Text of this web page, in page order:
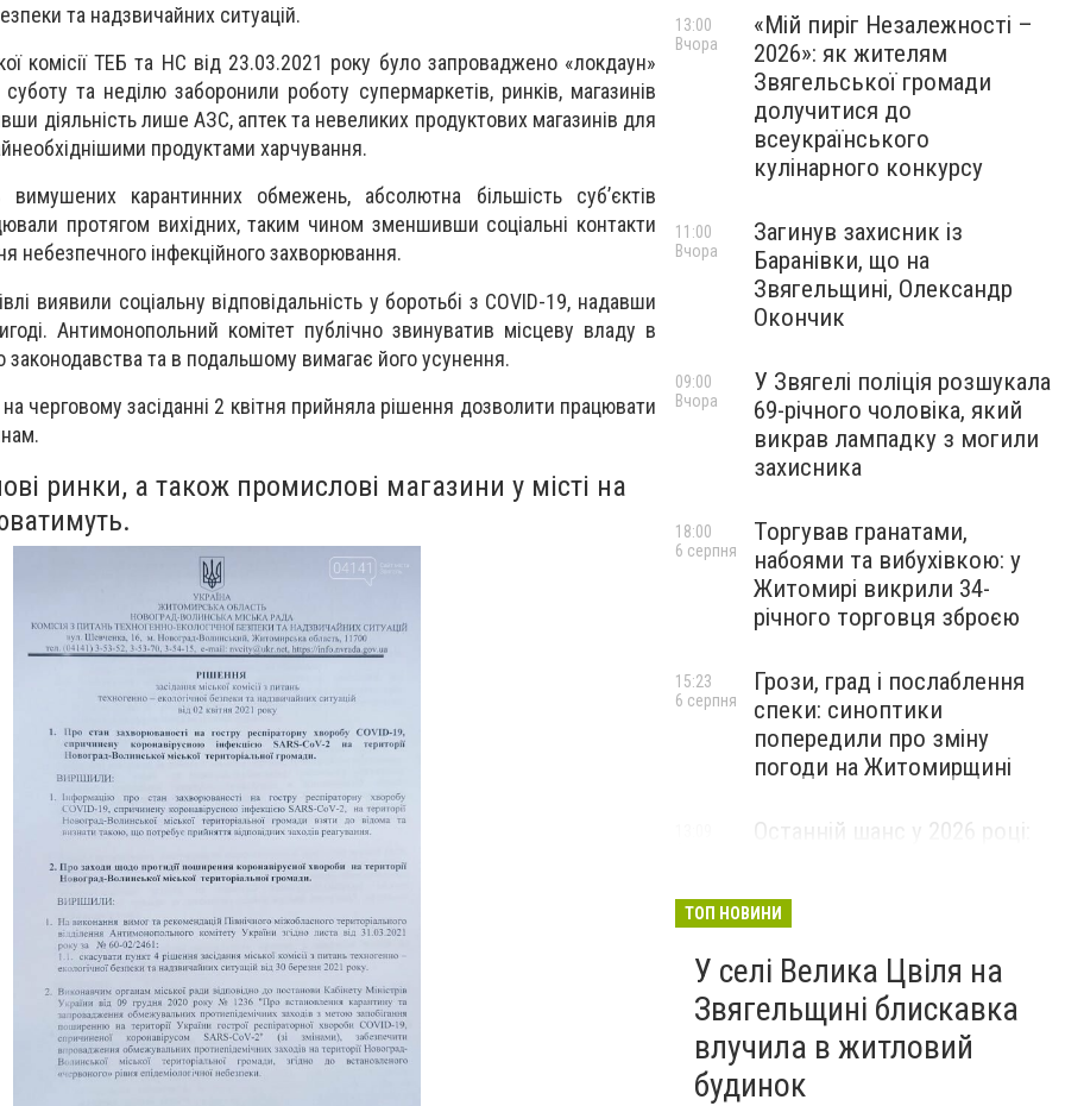
та надзвичайних ситуацій.
комісії ТЕБ та НС від 23.03.2021 року було запроваджено «локдаун»
та неділю заборонили роботу супермаркетів, ринків, магазинів
діяльність лише АЗС, аптек та невеликих продуктових магазинів для
продуктами харчування.
вимушених карантинних обмежень, абсолютна більшість суб’єктів
протягом вихідних, таким чином зменшивши соціальні контакти
небезпечного інфекційного захворювання.
виявили соціальну відповідальність у боротьбі з COVID-19, надавши
Антимонопольний комітет публічно звинуватив місцеву владу в
законодавства та в подальшому вимагає його усунення.
черговому засіданні 2 квітня прийняла рішення дозволити працювати
ринки, а також промислові магазини у місті на
«Мій пиріг Незалежності –
2026»: як жителям
Звягельської громади
долучитися до
всеукраїнського
кулінарного конкурсу
13:00
Вчора
Загинув захисник із
Баранівки, що на
Звягельщині, Олександр
Окончик
11:00
Вчора
У Звягелі поліція розшукала
69-річного чоловіка, який
викрав лампадку з могили
захисника
09:00
Вчора
Торгував гранатами,
набоями та вибухівкою: у
Житомирі викрили 34-
річного торговця зброєю
18:00
6 серпня
Грози, град і послаблення
спеки: синоптики
попередили про зміну
погоди на Житомирщині
15:23
6 серпня
Останній шанс у 2026 році:
майбутніх водійок автобусів
ТОП НОВИНИ
У селі Велика Цвіля на
Звягельщині блискавка
влучила в житловий
будинок